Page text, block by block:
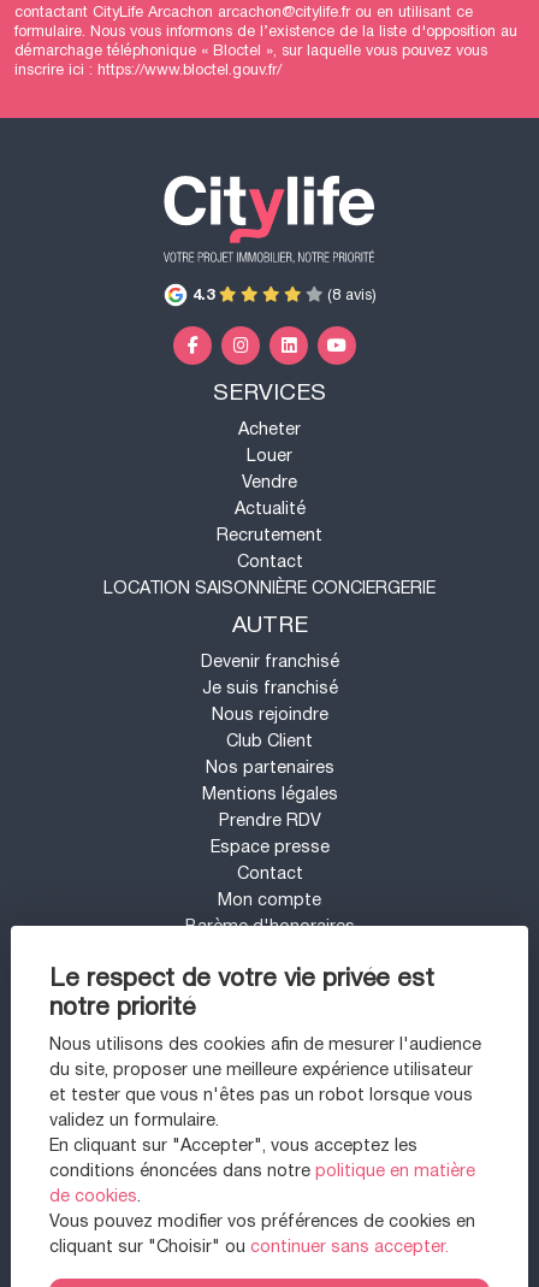
Le respect de votre vie privée est
notre priorité
Nous utilisons des cookies afin de mesurer l'audience
du site, proposer une meilleure expérience utilisateur
et tester que vous n'êtes pas un robot lorsque vous
validez un formulaire.
En cliquant sur "Accepter", vous acceptez les
conditions énoncées dans notrepolitique en matière
de cookies.
Vous pouvez modifier vos préférences de cookies en
cliquant sur "Choisir" ou continuer sans accepter.
contactant CityLife Arcachon arcachon@citylife.fr ou en utilisant ce
formulaire. Nous vous informons de l’existence de la liste d'opposition au
démarchage téléphonique « Bloctel », sur laquelle vous pouvez vous
inscrire ici : https://www.bloctel.gouv.fr/
4.3 (8 avis)
SERVICES
Acheter
Louer
Vendre
Actualité
Recrutement
Contact
LOCATION SAISONNIÈRE CONCIERGERIE
AUTRE
Devenir franchisé
Je suis franchisé
Nous rejoindre
Club Client
Nos partenaires
Mentions légales
Prendre RDV
Espace presse
Contact
Mon compte
Barème d'honoraires
UN PROJET IMMOBILIER SUR LE SECTEUR
DE ARCACHON ?
Maison à vendre à Gujan-mestras
Appartement à vendre à La teste-de-buch
Maison à vendre à Arcachon
Maison à vendre à La teste-de-buch
Maison à vendre à La teste-de-buch
Maison à vendre à Cestas
Maison à vendre à Lège-cap-ferret
Maison à vendre à Biscarrosse